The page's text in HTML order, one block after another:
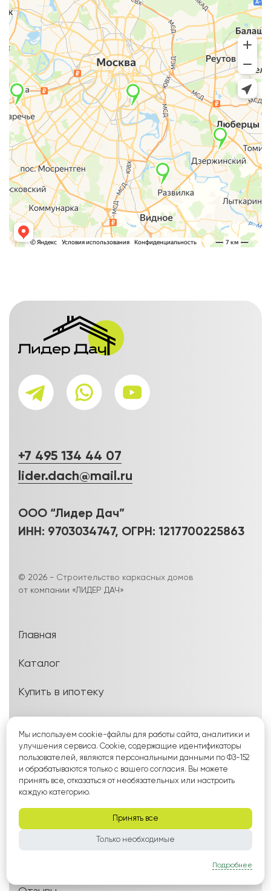
+7 495 134 44 07
lider.dach@mail.ru
ООО “Лидер Дач”
ИНН: 9703034747, ОГРН: 1217700225863
© 2026 - Строительство каркасных домов
от компании «ЛИДЕР ДАЧ»
Главная
Каталог
Купить в ипотеку
Партнеры
Блог
Заказать выезд технолога
Мы используем cookie-файлы для работы сайта, аналитики и
улучшения сервиса. Cookie, содержащие идентификаторы
пользователей, являются персональными данными по ФЗ-152
и обрабатываются только с вашего согласия. Вы можете
принять все, отказаться от необязательных или настроить
каждую категорию.
Принять все
Только необходимые
Подробнее